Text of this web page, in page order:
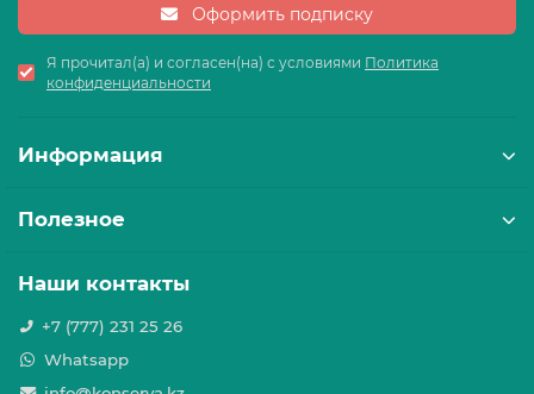
Оформить подписку
Я прочитал(а) и согласен(на) с условиями Политика
конфиденциальности
Информация
Полезное
Наши контакты
+7 (777) 231 25 26
Whatsapp